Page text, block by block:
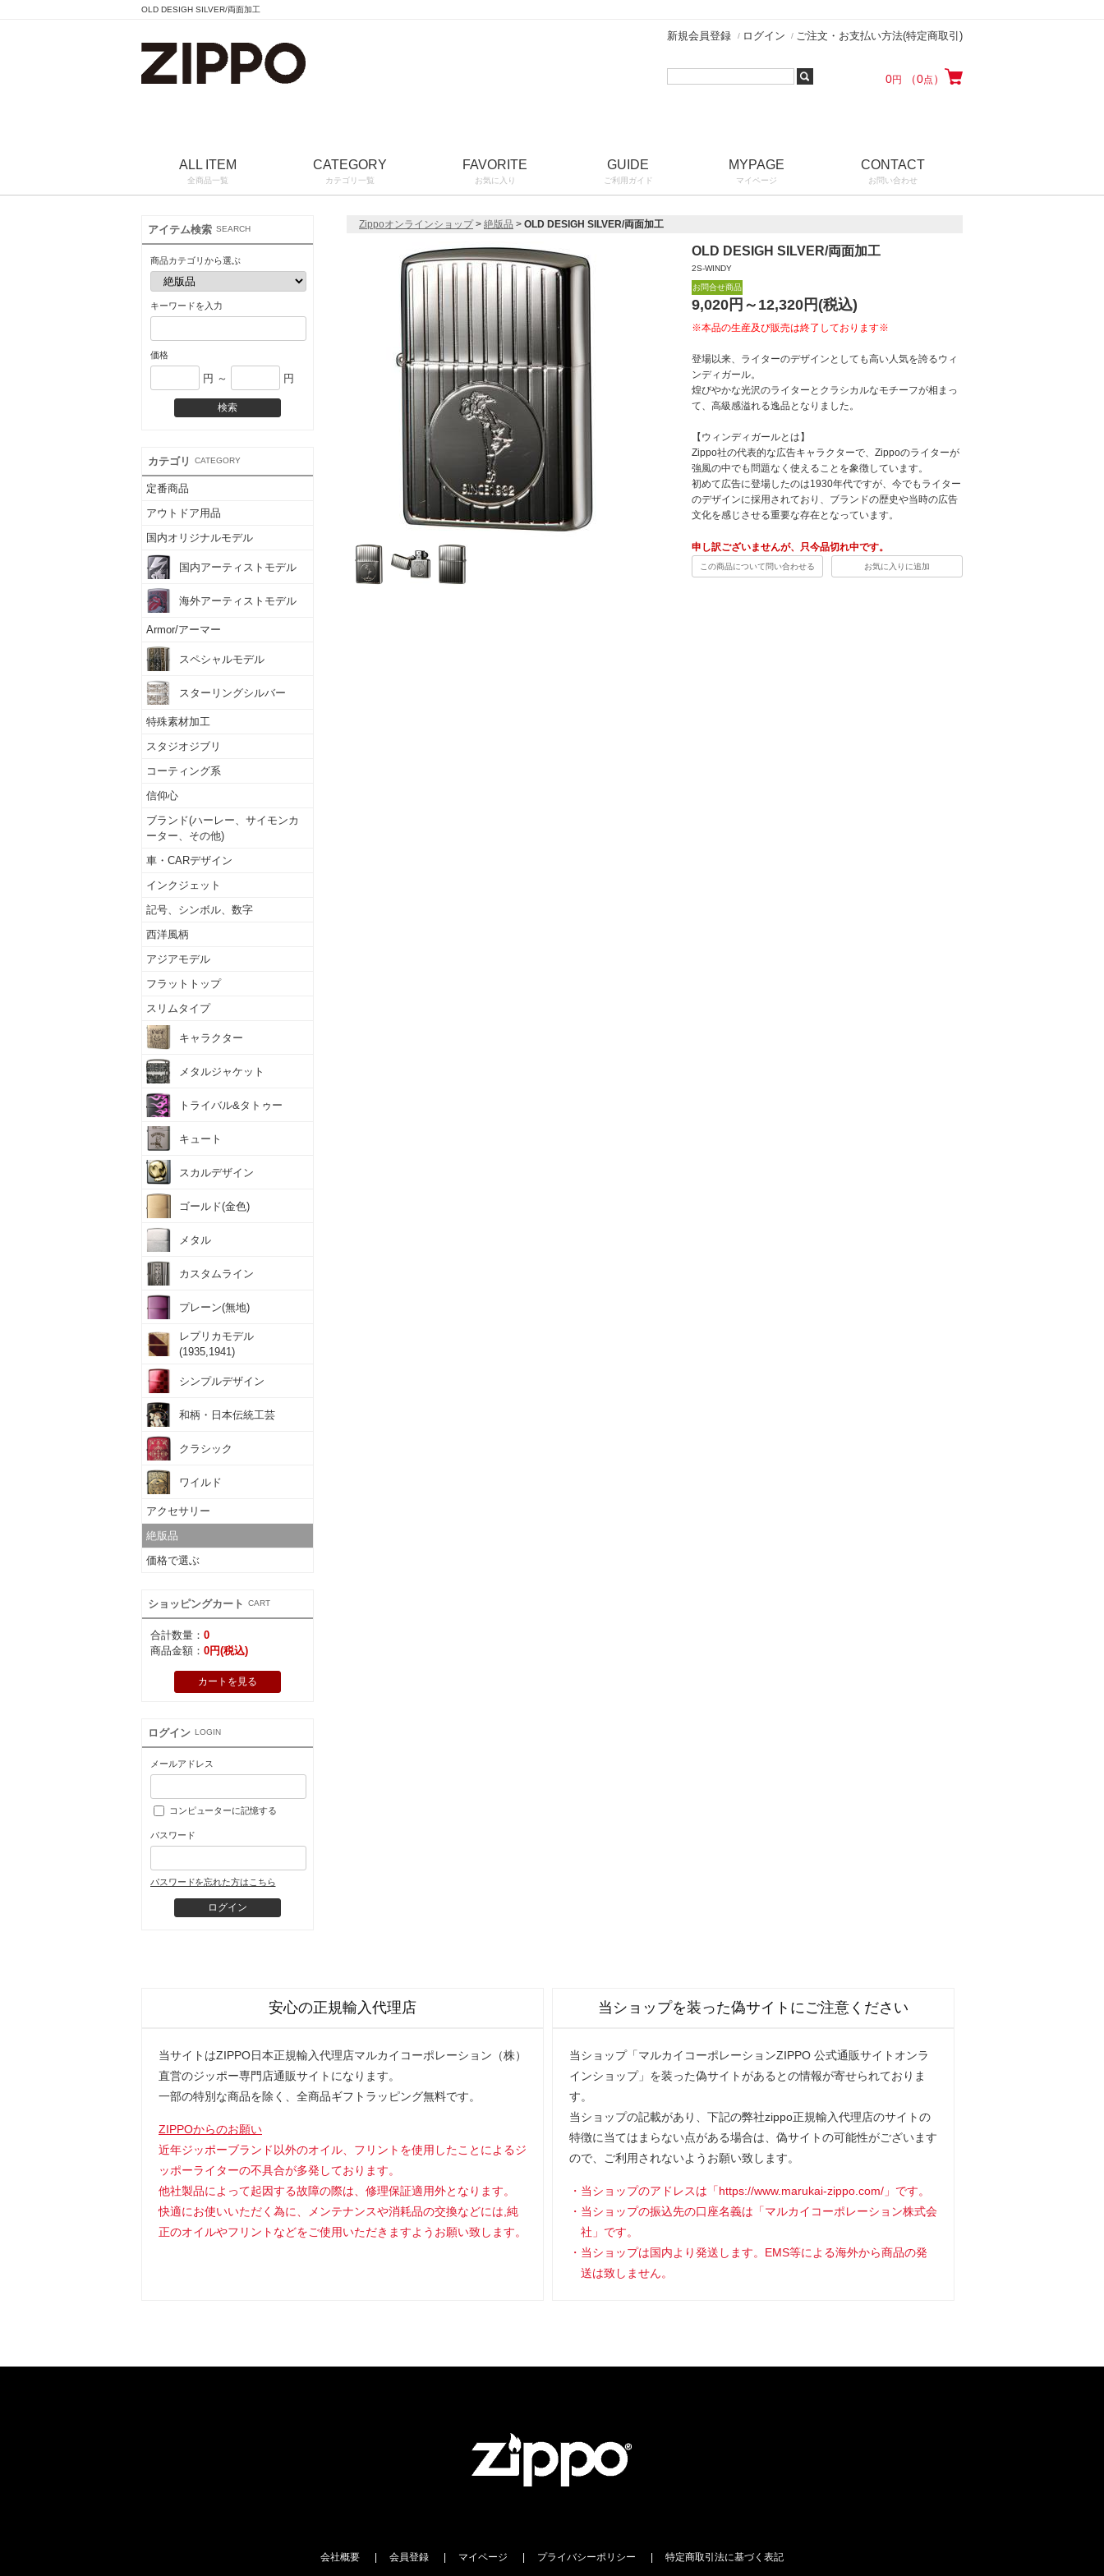
OLD DESIGH SILVER/両面加工
新規会員登録 ログイン ご注文・お支払い方法(特定商取引)
0円 （0点 ）
ALL ITEM
全商品一覧
CATEGORY
カテゴリ一覧
FAVORITE
お気に入り
GUIDE
ご利用ガイド
MYPAGE
マイページ
CONTACT
お問い合わせ
アイテム検索 SEARCH
商品カテゴリから選ぶ
キーワードを入力
価格
円 ～ 円
カテゴリ CATEGORY
定番商品
アウトドア用品
国内オリジナルモデル
国内アーティストモデル
海外アーティストモデル
Armor/アーマー
スペシャルモデル
スターリングシルバー
特殊素材加工
スタジオジブリ
コーティング系
信仰心
ブランド(ハーレー、サイモンカ
ーター、その他)
車・CARデザイン
インクジェット
記号、シンボル、数字
西洋風柄
アジアモデル
フラットトップ
スリムタイプ
キャラクター
メタルジャケット
トライバル&タトゥー
キュート
スカルデザイン
ゴールド(金色)
メタル
カスタムライン
プレーン(無地)
レプリカモデル
(1935,1941)
シンプルデザイン
和柄・日本伝統工芸
クラシック
ワイルド
アクセサリー
絶版品
価格で選ぶ
ショッピングカート CART
合計数量： 0
商品金額： 0円(税込)
カートを見る
ログイン LOGIN
メールアドレス
コンピューターに記憶する
パスワード
パスワードを忘れた方はこちら
Zippoオンラインショップ> 絶版品 > OLD DESIGH SILVER/両面加工
OLD DESIGH SILVER/両面加工
2S-WINDY
お問合せ商品
9,020円～12,320円(税込)
※本品の生産及び販売は終了しております※
登場以来、ライターのデザインとしても高い人気を誇るウィ
ンディガール。
煌びやかな光沢のライターとクラシカルなモチーフが相まっ
て、高級感溢れる逸品となりました。
【ウィンディガールとは】
Zippo社の代表的な広告キャラクターで、Zippoのライターが
強風の中でも問題なく使えることを象徴しています。
初めて広告に登場したのは1930年代ですが、今でもライター
のデザインに採用されており、ブランドの歴史や当時の広告
文化を感じさせる重要な存在となっています。
申し訳ございませんが、只今品切れ中です。
この商品について問い合わせる お気に入りに追加
安心の正規輸入代理店
当サイトはZIPPO日本正規輸入代理店マルカイコーポレーション（株）
直営のジッポー専門店通販サイトになります。
一部の特別な商品を除く、全商品ギフトラッピング無料です。
ZIPPOからのお願い
近年ジッポーブランド以外のオイル、フリントを使用したことによるジ
ッポーライターの不具合が多発しております。
他社製品によって起因する故障の際は、修理保証適用外となります。
快適にお使いいただく為に、メンテナンスや消耗品の交換などには,純
正のオイルやフリントなどをご使用いただきますようお願い致します。
当ショップを装った偽サイトにご注意ください
当ショップ「マルカイコーポレーションZIPPO 公式通販サイトオンラ
インショップ」を装った偽サイトがあるとの情報が寄せられておりま
す。
当ショップの記載があり、下記の弊社zippo正規輸入代理店のサイトの
特徴に当てはまらない点がある場合は、偽サイトの可能性がございます
ので、ご利用されないようお願い致します。
当ショップのアドレスは「https://www.marukai-zippo.com/」です。
当ショップの振込先の口座名義は「マルカイコーポレーション株式会
社」です。
当ショップは国内より発送します。EMS等による海外から商品の発
送は致しません。
会社概要 会員登録 マイページ プライバシーポリシー 特定商取引法に基づく表記